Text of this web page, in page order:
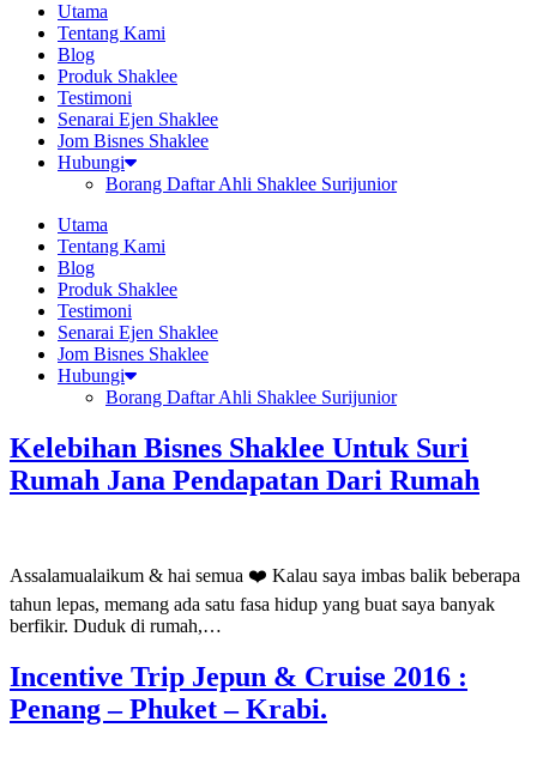
Utama
Tentang Kami
Blog
Produk Shaklee
Testimoni
Senarai Ejen Shaklee
Jom Bisnes Shaklee
Hubungi
Borang Daftar Ahli Shaklee Surijunior
Utama
Tentang Kami
Blog
Produk Shaklee
Testimoni
Senarai Ejen Shaklee
Jom Bisnes Shaklee
Hubungi
Borang Daftar Ahli Shaklee Surijunior
Kelebihan Bisnes Shaklee Untuk Suri
Rumah Jana Pendapatan Dari Rumah
Assalamualaikum & hai semua ❤️ Kalau saya imbas balik beberapa
tahun lepas, memang ada satu fasa hidup yang buat saya banyak
berfikir. Duduk di rumah,…
Incentive Trip Jepun & Cruise 2016 :
Penang – Phuket – Krabi.